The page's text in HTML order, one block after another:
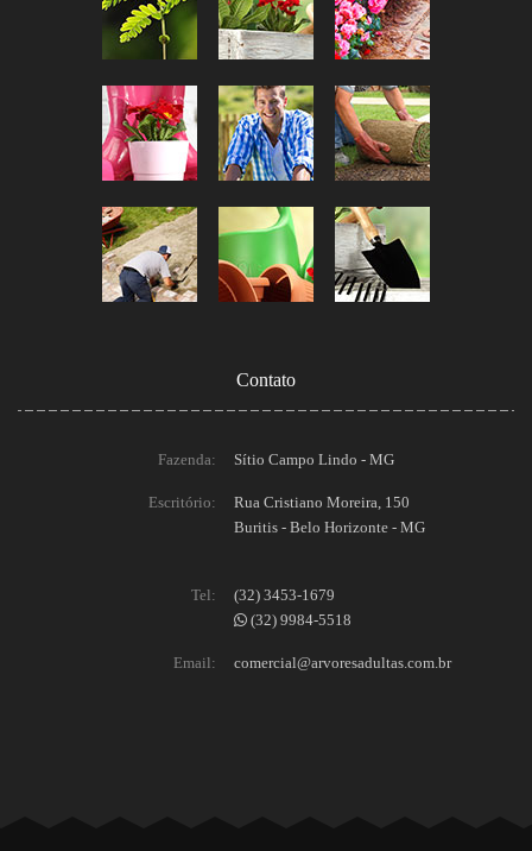
Contato
Fazenda: Sítio Campo Lindo - MG
Escritório:
Rua Cristiano Moreira, 150
Buritis - Belo Horizonte - MG
Tel:
(32) 3453-1679
(32) 9984-5518
Email: comercial@arvoresadultas.com.br